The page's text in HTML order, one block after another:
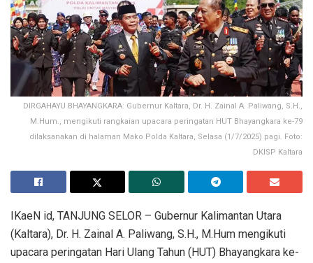
DIRGAHAYU BHAYANGKARA: Gubernur Kaltara, Dr. H. Zainal A. Paliwang, S.H.,
M.Hum., mengikuti rangkaian upacara peringatan HUT Bhayangkara ke-79
dilaksanakan di halaman Mako Polda Kaltara, Selasa (1/7/2025) pagi. Foto:
DKISP Kaltara
IKaeN id, TANJUNG SELOR – Gubernur Kalimantan Utara
(Kaltara), Dr. H. Zainal A. Paliwang, S.H., M.Hum mengikuti
upacara peringatan Hari Ulang Tahun (HUT) Bhayangkara ke-